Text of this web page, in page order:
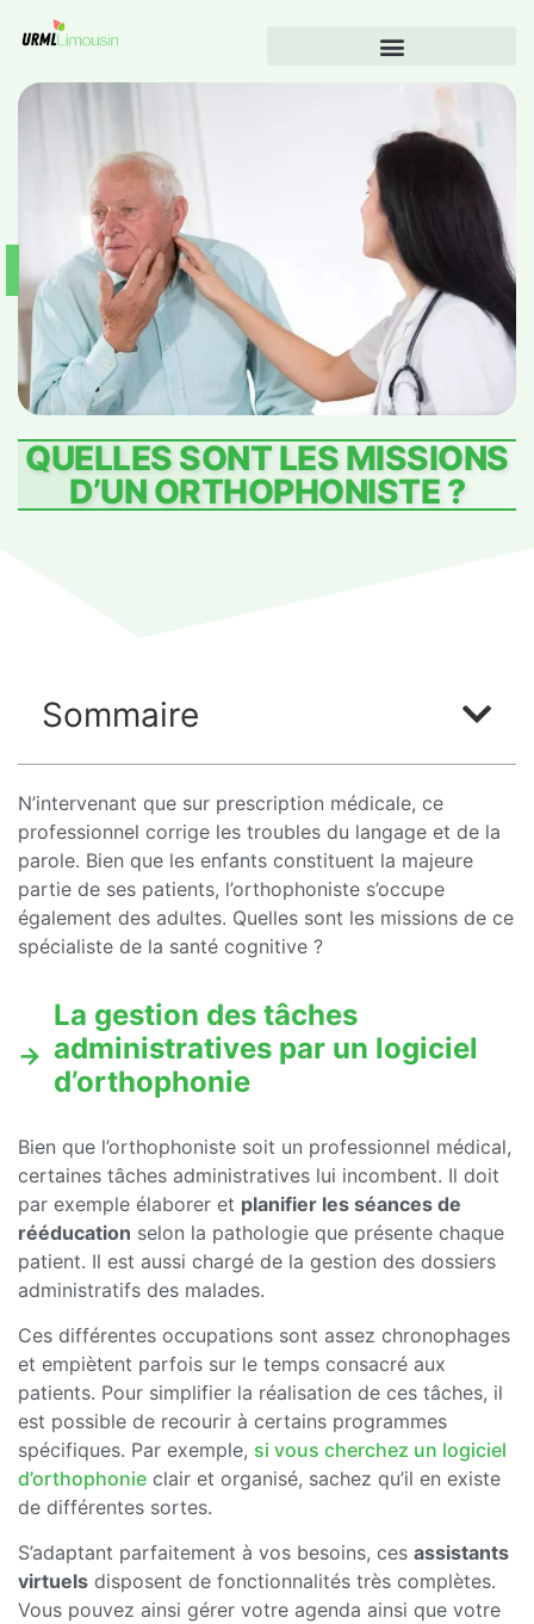
QUELLES SONT LES MISSIONS
D’UN ORTHOPHONISTE ?
Sommaire
N’intervenant que sur prescription médicale, ce
professionnel corrige les troubles du langage et de la
parole. Bien que les enfants constituent la majeure
partie de ses patients, l’orthophoniste s’occupe
également des adultes. Quelles sont les missions de ce
spécialiste de la santé cognitive ?
La gestion des tâches
administratives par un logiciel
d’orthophonie
Bien que l’orthophoniste soit un professionnel médical,
certaines tâches administratives lui incombent. Il doit
par exemple élaborer et planifier les séances de
rééducation selon la pathologie que présente chaque
patient. Il est aussi chargé de la gestion des dossiers
administratifs des malades.
Ces différentes occupations sont assez chronophages
et empiètent parfois sur le temps consacré aux
patients. Pour simplifier la réalisation de ces tâches, il
est possible de recourir à certains programmes
spécifiques. Par exemple, si vous cherchez un logiciel
d’orthophonie clair et organisé, sachez qu’il en existe
de différentes sortes.
S’adaptant parfaitement à vos besoins, ces assistants
virtuels disposent de fonctionnalités très complètes.
Vous pouvez ainsi gérer votre agenda ainsi que votre